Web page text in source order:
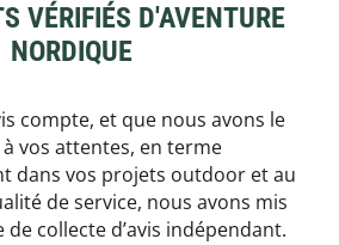
VÉRIFIÉS D'AVENTURE
NORDIQUE
compte, et que nous avons le
vos attentes, en terme
dans vos projets outdoor et au
de service, nous avons mis
de collecte d’avis indépendant.